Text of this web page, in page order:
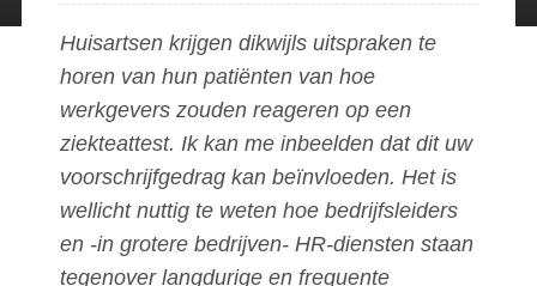
Huisartsen krijgen dikwijls uitspraken te
horen van hun patiënten van hoe
werkgevers zouden reageren op een
ziekteattest. Ik kan me inbeelden dat dit uw
voorschrijfgedrag kan beïnvloeden. Het is
wellicht nuttig te weten hoe bedrijfsleiders
en -in grotere bedrijven- HR-diensten staan
tegenover langdurige en frequente